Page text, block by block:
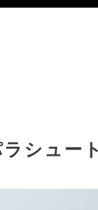
シュー